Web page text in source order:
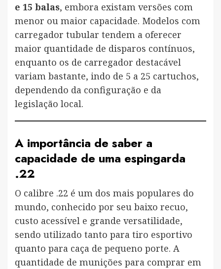
e 15 balas, embora existam versões com
menor ou maior capacidade. Modelos com
carregador tubular tendem a oferecer
maior quantidade de disparos contínuos,
enquanto os de carregador destacável
variam bastante, indo de 5 a 25 cartuchos,
dependendo da configuração e da
legislação local.
A importância de saber a
capacidade de uma espingarda
.22
O calibre .22 é um dos mais populares do
mundo, conhecido por seu baixo recuo,
custo acessível e grande versatilidade,
sendo utilizado tanto para tiro esportivo
quanto para caça de pequeno porte. A
quantidade de munições para comprar em